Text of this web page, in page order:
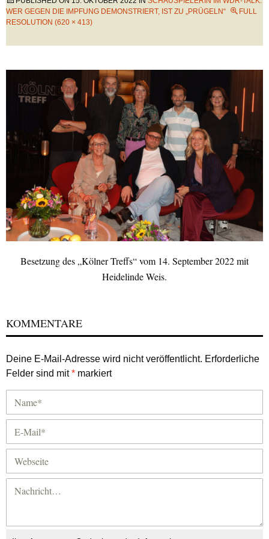
WER GEGEN DIE IMPFUNG DEMONSTRIERT, IST ZU „PRÜGELN“
FULL
RESOLUTION (620 × 413)
Besetzung des „Kölner Treffs“ vom 14. September 2022 mit
Heidelinde Weis.
KOMMENTARE
Deine E-Mail-Adresse wird nicht veröffentlicht. Erforderliche
Felder sind mit* markiert